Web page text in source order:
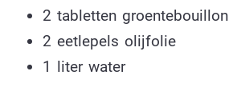
2 tabletten groentebouillon
2 eetlepels olijfolie
1 liter water